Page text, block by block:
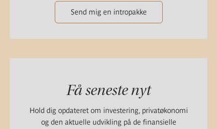
Send mig en intropakke
Få seneste nyt
Hold dig opdateret om investering, privatøkonomi
og den aktuelle udvikling på de finansielle